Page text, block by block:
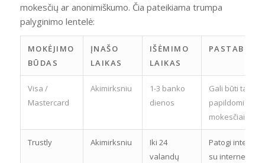
mokesčių ar anonimiškumo. Čia pateikiama trumpa
palyginimo lentelė:
MOKĖJIMO
BŪDAS
ĮNAŠO
LAIKAS
IŠĖMIMO
LAIKAS
PASTABOS
Visa /
Mastercard
Akimirksniu
1-3 banko
dienos
Gali būti
papildomi
mokesčiai.
Trustly Akimirksniu
Iki 24
valandų
Patogi
su